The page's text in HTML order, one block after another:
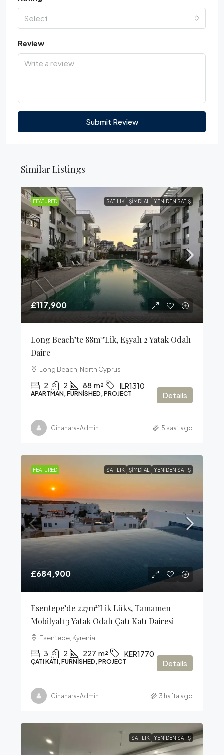
Select
Review
Submit Review
Similar Listings
FEATURED SATILIK ŞIMDI AL YENIDEN SATIŞ
£117,900
Long Beach’te 88m²’lik, Eşyalı 2 Yatak Odalı
Daire
Long Beach, North Cyprus
2 2 88 m² ILR1310
APARTMAN, FURNISHED, PROJECT Details
Cihanara-Admin 5 saat ago
FEATURED SATILIK ŞIMDI AL YENIDEN SATIŞ
£684,900
Esentepe’de 227m²’lik Lüks, Tamamen
Mobilyalı 3 Yatak Odalı Çatı Katı Dairesi
Esentepe, Kyrenia
3 2 227 m² KER1770
ÇATI KATI, FURNISHED, PROJECT Details
Cihanara-Admin 3 hafta ago
SATILIK YENIDEN SATIŞ